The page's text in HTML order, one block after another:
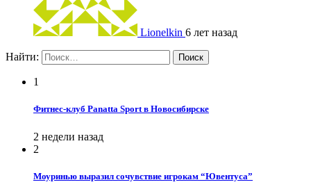
Lionelkin 6 лет назад
Найти:
1
Фитнес-клуб Panatta Sport в Новосибирске
2 недели назад
2
Моуринью выразил сочувствие игрокам “Ювентуса”